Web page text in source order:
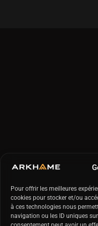
Pour offrir les meilleures
cookies pour stocker et/ou
à ces technologies nous
navigation ou les ID uniques